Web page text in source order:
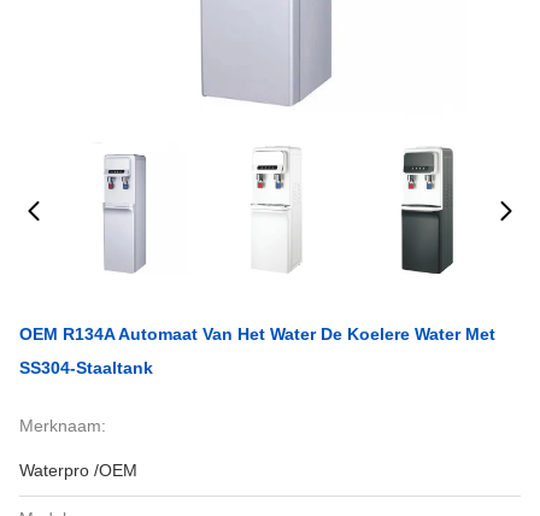
OEM R134A Automaat Van Het Water De Koelere Water Met
SS304-Staaltank
Merknaam:
Waterpro /OEM